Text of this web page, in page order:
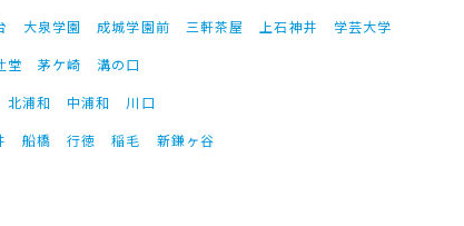
大泉学園 成城学園前 三軒茶屋 上石神井
学芸大学
堂 茅ケ崎
溝の口
北浦和 中浦和
川口
船橋 行徳 稲毛 新鎌ヶ谷